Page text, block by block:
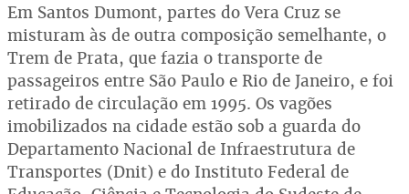
Em Santos Dumont, partes do Vera Cruz se
misturam às de outra composição semelhante, o
Trem de Prata, que fazia o transporte de
passageiros entre São Paulo e Rio de Janeiro, e foi
retirado de circulação em 1995. Os vagões
imobilizados na cidade estão sob a guarda do
Departamento Nacional de Infraestrutura de
Transportes (Dnit) e do Instituto Federal de